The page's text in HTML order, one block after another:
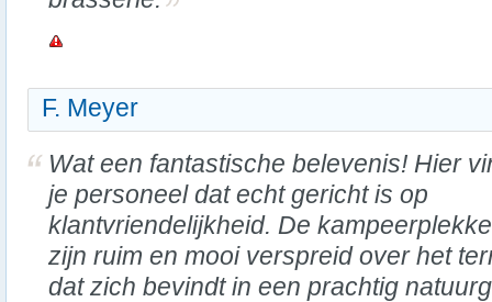
F. Meyer
Wat een fantastische belevenis! Hier
je personeel dat echt gericht is op
klantvriendelijkheid. De
zijn ruim en mooi verspreid over het
dat zich bevindt in een prachtig